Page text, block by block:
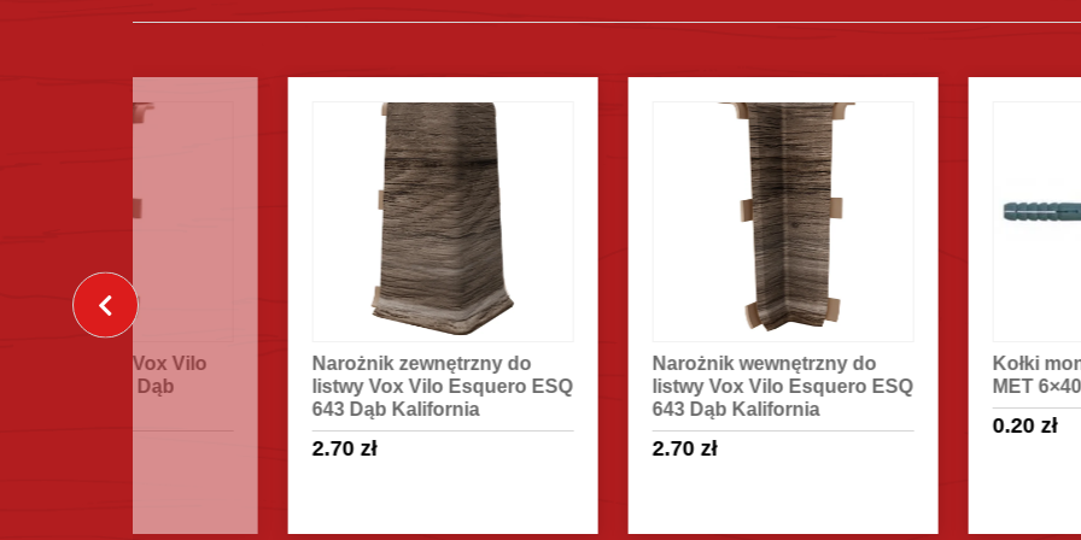
Narożnik zewnętrzny do
listwy Vox Vilo Esquero ESQ
643 Dąb Kalifornia
Narożnik wewnętrzny do
listwy Vox Vilo Esquero ESQ
643 Dąb Kalifornia
Kołki montażowe
MET 6×40 mm
0.20zł